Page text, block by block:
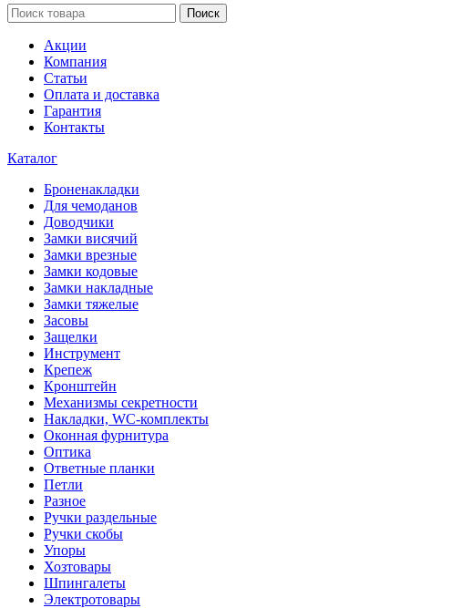
Поиск
Акции
Компания
Статьи
Оплата и доставка
Гарантия
Контакты
Каталог
Броненакладки
Для чемоданов
Доводчики
Замки висячий
Замки врезные
Замки кодовые
Замки накладные
Замки тяжелые
Засовы
Защелки
Инструмент
Крепеж
Кронштейн
Механизмы секретности
Накладки, WC-комплекты
Оконная фурнитура
Оптика
Ответные планки
Петли
Разное
Ручки раздельные
Ручки скобы
Упоры
Хозтовары
Шпингалеты
Электротовары